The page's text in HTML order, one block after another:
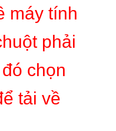
máy tính
phải
chọn
tải về